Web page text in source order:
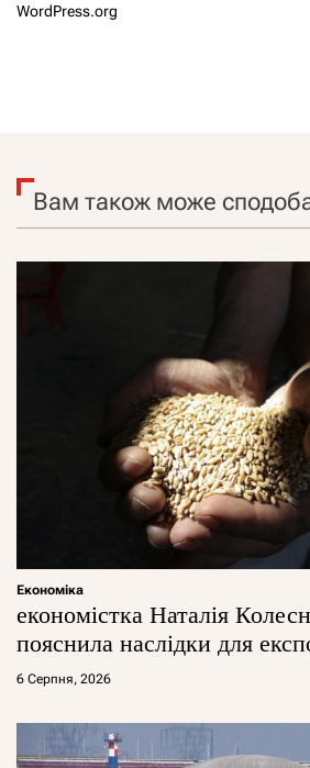
WordPress.org
Вам також може
Економіка
економістка Наталія
пояснила наслідки для
6 Серпня, 2026